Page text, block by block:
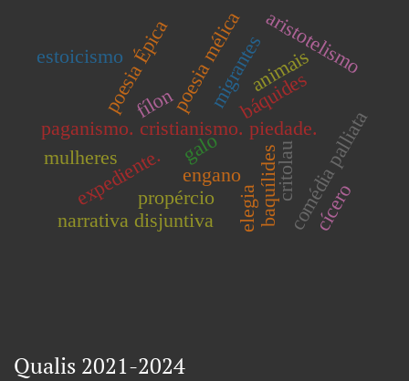
expediente.
paganismo. cristianismo. piedade.
báquides
animais
mulheres
engano comédia palliata
baquílides
poesia mélica
poesia Épica
elegia
propércio
galo
narrativa disjuntiva
fílon
critolau
aristotelismo
estoicismo migrantes
cícero
Qualis 2021-2024